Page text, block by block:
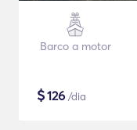
Barco a motor
$126 /dia